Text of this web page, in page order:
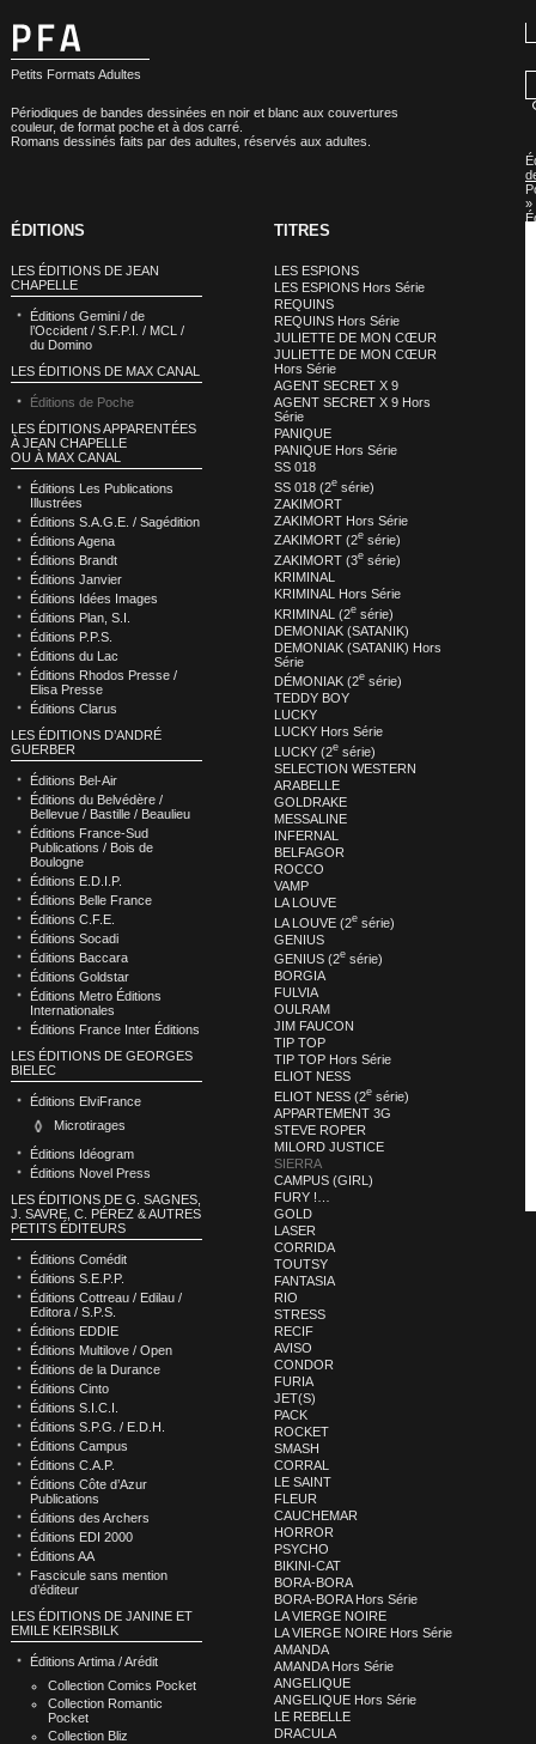
Petits Formats Adultes
Périodiques de bandes dessinées en noir et blanc aux couvertures
couleur, de format poche et à dos carré.
Romans dessinés faits par des adultes, réservés aux adultes.
»
ÉDITIONS
LES ÉDITIONS DE JEAN
CHAPELLE
Éditions Gemini / de
l’Occident / S.F.P.I. / MCL /
du Domino
LES ÉDITIONS DE MAX CANAL
Éditions de Poche
LES ÉDITIONS APPARENTÉES
À JEAN CHAPELLE
OU À MAX CANAL
Éditions Les Publications
Illustrées
Éditions S.A.G.E. / Sagédition
Éditions Agena
Éditions Brandt
Éditions Janvier
Éditions Idées Images
Éditions Plan, S.I.
Éditions P.P.S.
Éditions du Lac
Éditions Rhodos Presse /
Elisa Presse
Éditions Clarus
LES ÉDITIONS D’ANDRÉ
GUERBER
Éditions Bel-Air
Éditions du Belvédère /
Bellevue / Bastille / Beaulieu
Éditions France-Sud
Publications / Bois de
Boulogne
Éditions E.D.I.P.
Éditions Belle France
Éditions C.F.E.
Éditions Socadi
Éditions Baccara
Éditions Goldstar
Éditions Metro Éditions
Internationales
Éditions France Inter Éditions
LES ÉDITIONS DE GEORGES
BIELEC
Éditions ElviFrance
Microtirages
Éditions Idéogram
Éditions Novel Press
LES ÉDITIONS DE G. SAGNES,
J. SAVRE, C. PÉREZ & AUTRES
PETITS ÉDITEURS
Éditions Comédit
Éditions S.E.P.P.
Éditions Cottreau / Edilau /
Editora / S.P.S.
Éditions EDDIE
Éditions Multilove / Open
Éditions de la Durance
Éditions Cinto
Éditions S.I.C.I.
Éditions S.P.G. / E.D.H.
Éditions Campus
Éditions C.A.P.
Éditions Côte d’Azur
Publications
Éditions des Archers
Éditions EDI 2000
Éditions AA
Fascicule sans mention
d’éditeur
LES ÉDITIONS DE JANINE ET
EMILE KEIRSBILK
Éditions Artima / Arédit
Collection Comics Pocket
Collection Romantic
Pocket
Collection Bliz
TITRES
LES ESPIONS
LES ESPIONS Hors Série
REQUINS
REQUINS Hors Série
JULIETTE DE MON CŒUR
JULIETTE DE MON CŒUR
Hors Série
AGENT SECRET X 9
AGENT SECRET X 9 Hors
Série
PANIQUE
PANIQUE Hors Série
SS 018
SS 018 (2esérie)
ZAKIMORT
ZAKIMORT Hors Série
ZAKIMORT (2esérie)
ZAKIMORT (3esérie)
KRIMINAL
KRIMINAL Hors Série
KRIMINAL (2esérie)
DEMONIAK (SATANIK)
DEMONIAK (SATANIK) Hors
Série
DÉMONIAK (2esérie)
TEDDY BOY
LUCKY
LUCKY Hors Série
LUCKY (2esérie)
SELECTION WESTERN
ARABELLE
GOLDRAKE
MESSALINE
INFERNAL
BELFAGOR
ROCCO
VAMP
LA LOUVE
LA LOUVE (2esérie)
GENIUS
GENIUS (2esérie)
BORGIA
FULVIA
OULRAM
JIM FAUCON
TIP TOP
TIP TOP Hors Série
ELIOT NESS
ELIOT NESS (2esérie)
APPARTEMENT 3G
STEVE ROPER
MILORD JUSTICE
SIERRA
CAMPUS (GIRL)
FURY !…
GOLD
LASER
CORRIDA
TOUTSY
FANTASIA
RIO
STRESS
RECIF
AVISO
CONDOR
FURIA
JET(S)
PACK
ROCKET
SMASH
CORRAL
LE SAINT
FLEUR
CAUCHEMAR
HORROR
PSYCHO
BIKINI-CAT
BORA-BORA
BORA-BORA Hors Série
LA VIERGE NOIRE
LA VIERGE NOIRE Hors Série
AMANDA
AMANDA Hors Série
ANGELIQUE
ANGELIQUE Hors Série
LE REBELLE
DRACULA